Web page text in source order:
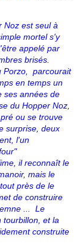
Noz est seul à
mortel s'y
appelé par
brisés.
Porzo, parcourait
en temps un
ses années de
du Hopper Noz,
ou se trouve
surprise, deux
l'un
il reconnaît le
mais le
près de le
de construire
... Le
tourbillon, et la
construite